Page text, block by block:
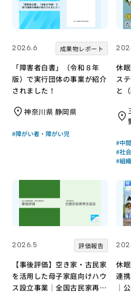
2026.6 成果物レポート
「障害者白書」（令和８年
版）で実行団体の事業が紹介
されました！
神奈川県 静岡県
#障がい者・障がい児
休
ス
と
化
ン
#中
#社
#組
2026.5 評価報告
【事後評価】空き家・古民家
を活用した母子家庭向けハウ
ス設立事業｜全国古民家再生
休
連
｜